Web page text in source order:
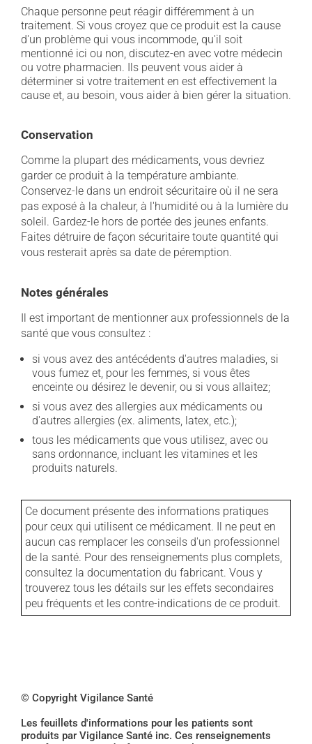
Chaque personne peut réagir différemment à un
traitement. Si vous croyez que ce produit est la cause
d'un problème qui vous incommode, qu'il soit
mentionné ici ou non, discutez-en avec votre médecin
ou votre pharmacien. Ils peuvent vous aider à
déterminer si votre traitement en est effectivement la
cause et, au besoin, vous aider à bien gérer la situation.
Conservation
Comme la plupart des médicaments, vous devriez
garder ce produit à la température ambiante.
Conservez-le dans un endroit sécuritaire où il ne sera
pas exposé à la chaleur, à l'humidité ou à la lumière du
soleil. Gardez-le hors de portée des jeunes enfants.
Faites détruire de façon sécuritaire toute quantité qui
vous resterait après sa date de péremption.
Notes générales
Il est important de mentionner aux professionnels de la
santé que vous consultez :
si vous avez des antécédents d'autres maladies, si
vous fumez et, pour les femmes, si vous êtes
enceinte ou désirez le devenir, ou si vous allaitez;
si vous avez des allergies aux médicaments ou
d'autres allergies (ex. aliments, latex, etc.);
tous les médicaments que vous utilisez, avec ou
sans ordonnance, incluant les vitamines et les
produits naturels.
Ce document présente des informations pratiques
pour ceux qui utilisent ce médicament. Il ne peut en
aucun cas remplacer les conseils d'un professionnel
de la santé. Pour des renseignements plus complets,
consultez la documentation du fabricant. Vous y
trouverez tous les détails sur les effets secondaires
peu fréquents et les contre-indications de ce produit.
© Copyright Vigilance Santé
Les feuillets d'informations pour les patients sont
produits par Vigilance Santé inc. Ces renseignements